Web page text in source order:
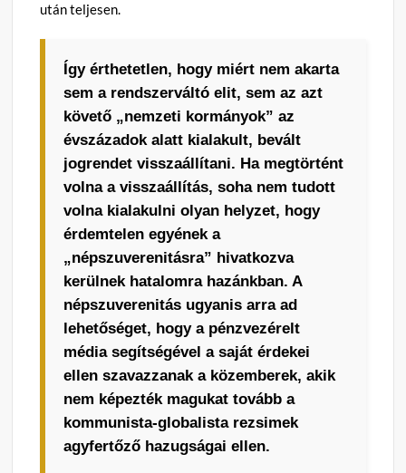
után teljesen.
Így érthetetlen, hogy miért nem akarta
sem a rendszerváltó elit, sem az azt
követő „nemzeti kormányok” az
évszázadok alatt kialakult, bevált
jogrendet visszaállítani. Ha megtörtént
volna a visszaállítás, soha nem tudott
volna kialakulni olyan helyzet, hogy
érdemtelen egyének a
„népszuverenitásra” hivatkozva
kerülnek hatalomra hazánkban. A
népszuverenitás ugyanis arra ad
lehetőséget, hogy a pénzvezérelt
média segítségével a saját érdekei
ellen szavazzanak a közemberek, akik
nem képezték magukat tovább a
kommunista-globalista rezsimek
agyfertőző hazugságai ellen.